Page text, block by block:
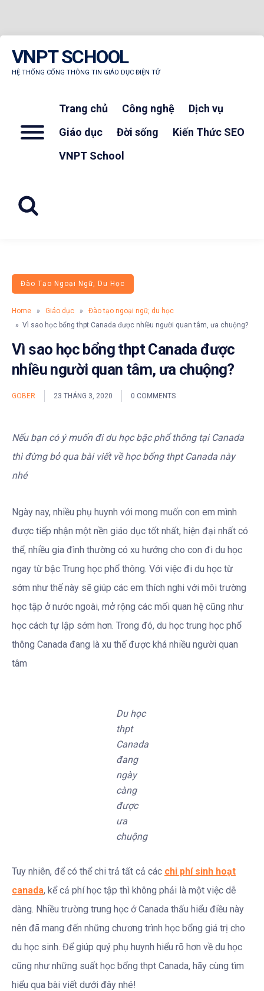
content
VNPT SCHOOL
HỆ THỐNG CỔNG THÔNG TIN GIÁO DỤC ĐIỆN TỬ
Menu
Trang chủ Công nghệ
Dịch vụ
Giáo dục
Đời sống
Kiến Thức SEO
VNPT School
Đào Tạo Ngoại Ngữ, Du Học
Home » Giáo dục »
Đào tạo ngoại ngữ, du học
» Vì sao học bổng thpt Canada được nhiều người quan tâm, ưa chuộng?
Vì sao học bổng thpt Canada được
nhiều người quan tâm, ưa chuộng?
GOBER 23 THÁNG 3, 2020 0 COMMENTS
Nếu bạn có ý muốn đi du học bậc phổ thông tại Canada
thì đừng bỏ qua bài viết về học bổng thpt Canada này
nhé
Ngày nay, nhiều phụ huynh với mong muốn con em mình
được tiếp nhận một nền giáo dục tốt nhất, hiện đại nhất có
thể, nhiều gia đình thường có xu hướng cho con đi du học
ngay từ bậc Trung học phổ thông. Với việc đi du học từ
sớm như thế này sẽ giúp các em thích nghi với môi trường
học tập ở nước ngoài, mở rộng các mối quan hệ cũng như
học cách tự lập sớm hơn. Trong đó, du học trung học phổ
thông Canada đang là xu thế được khá nhiều người quan
tâm
Du học
thpt
Canada
đang
ngày
càng
được
ưa
chuộng
Tuy nhiên, để có thể chi trả tất cả các chi phí sinh hoạt
canada, kể cả phí học tập thì không phải là một việc dễ
dàng. Nhiều trường trung học ở Canada thấu hiểu điều này
nên đã mang đến những chương trình học bổng giá trị cho
du học sinh. Để giúp quý phụ huynh hiểu rõ hơn về du học
cũng như những suất học bổng thpt Canada, hãy cùng tìm
hiểu qua bài viết dưới đây nhé!